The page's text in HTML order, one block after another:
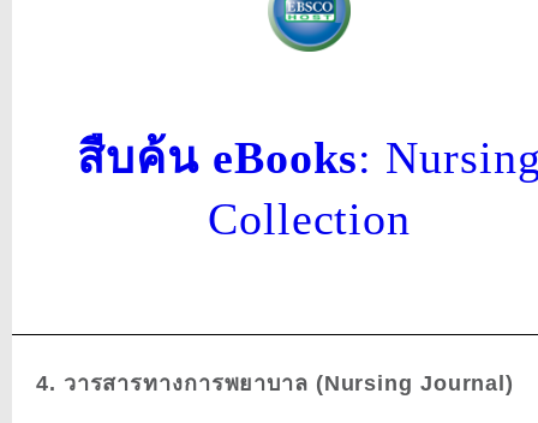
สืบค้น eBooks:
Collection
4. วารสารทางการพยาบาล (Nursing Journal)